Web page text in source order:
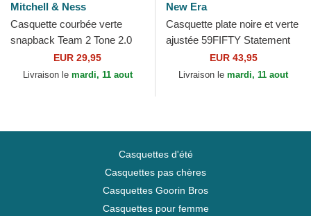
Mitchell & Ness
Casquette courbée verte
snapback Team 2 Tone 2.0
Pro Boston Celtics NBA
Mitchell & Ness
EUR 29,95
Livraison le mardi, 11 aout
New Era
Casquette plate noire et verte
ajustée 59FIFTY Statement
Boston Celtics NBA New Era
EUR 43,95
Livraison le mardi, 11 aout
Casquettes d'été
Casquettes pas chères
Casquettes Goorin Bros
Casquettes pour femme